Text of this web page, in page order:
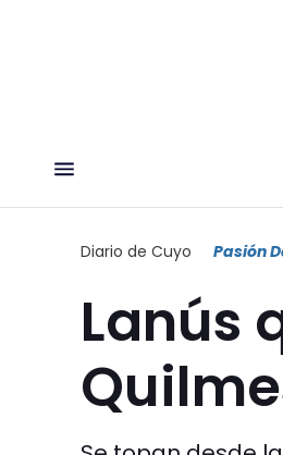
Diario de Cuyo Pasión
Lanús